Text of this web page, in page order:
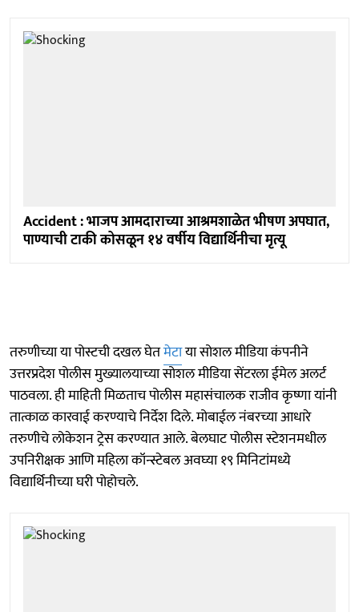
Accident : भाजप आमदाराच्या आश्रमशाळेत भीषण अपघात,
पाण्याची टाकी कोसळून १४ वर्षीय विद्यार्थिनीचा मृत्यू
तरुणीच्या या पोस्टची दखल घेतमेटाया सोशल मीडिया कंपनीने
उत्तरप्रदेश पोलीस मुख्यालयाच्या सोशल मीडिया सेंटरला ईमेल अलर्ट
पाठवला. ही माहिती मिळताच पोलीस महासंचालक राजीव कृष्णा यांनी
तात्काळ कारवाई करण्याचे निर्देश दिले. मोबाईल नंबरच्या आधारे
तरुणीचे लोकेशन ट्रेस करण्यात आले. बेलघाट पोलीस स्टेशनमधील
उपनिरीक्षक आणि महिला कॉन्स्टेबल अवघ्या १९ मिनिटांमध्ये
विद्यार्थिनीच्या घरी पोहोचले.